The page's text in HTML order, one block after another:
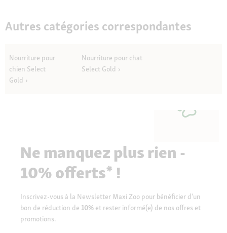
Autres catégories correspondantes
Nourriture pour
chien Select
Gold
Nourriture pour chat
Select Gold
Ne manquez plus rien -
10% offerts* !
Inscrivez-vous à la Newsletter Maxi Zoo pour bénéficier d’un
bon de réduction de 10% et rester informé(e) de nos offres et
promotions.